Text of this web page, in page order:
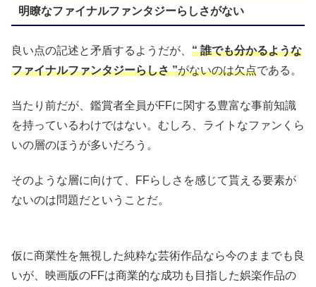
明瞭なファイナルファンタジーらしさがない
良い点の記述と矛盾するようだが、 “ 誰でも分かるような
ファイナルファンタジーらしさ ”がないのは欠点である。
当たり前だが、鑑賞者全員がFFに関する豊富な事前知識
を持っているわけではない。むしろ、ライトなファンくら
いの層のほうが多いだろう。
そのような層に向けて、FFらしさを感じて貰える要素が
ないのは問題だということだ。
仮に商業性を無視した純粋な芸術作品なら今のままでも良
いが、映画版のFFは商業的な成功も目指した娯楽作品の